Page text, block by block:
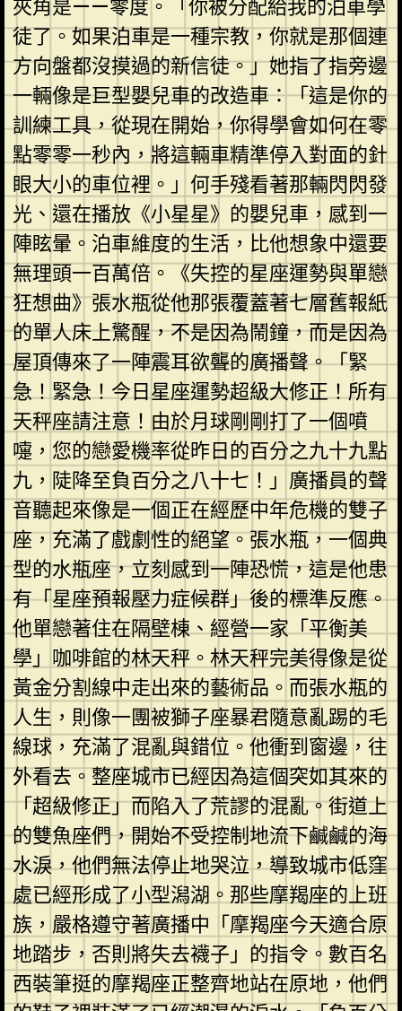
夾角是——零度。「你被分配給我的泊車學
徒了。如果泊車是一種宗教，你就是那個連
方向盤都沒摸過的新信徒。」她指了指旁邊
一輛像是巨型嬰兒車的改造車：「這是你的
訓練工具，從現在開始，你得學會如何在零
點零零一秒內，將這輛車精準停入對面的針
眼大小的車位裡。」何手殘看著那輛閃閃發
光、還在播放《小星星》的嬰兒車，感到一
陣眩暈。泊車維度的生活，比他想象中還要
無理頭一百萬倍。《失控的星座運勢與單戀
狂想曲》張水瓶從他那張覆蓋著七層舊報紙
的單人床上驚醒，不是因為鬧鐘，而是因為
屋頂傳來了一陣震耳欲聾的廣播聲。「緊
急！緊急！今日星座運勢超級大修正！所有
天秤座請注意！由於月球剛剛打了一個噴
嚏，您的戀愛機率從昨日的百分之九十九點
九，陡降至負百分之八十七！」廣播員的聲
音聽起來像是一個正在經歷中年危機的雙子
座，充滿了戲劇性的絕望。張水瓶，一個典
型的水瓶座，立刻感到一陣恐慌，這是他患
有「星座預報壓力症候群」後的標準反應。
他單戀著住在隔壁棟、經營一家「平衡美
學」咖啡館的林天秤。林天秤完美得像是從
黃金分割線中走出來的藝術品。而張水瓶的
人生，則像一團被獅子座暴君隨意亂踢的毛
線球，充滿了混亂與錯位。他衝到窗邊，往
外看去。整座城市已經因為這個突如其來的
「超級修正」而陷入了荒謬的混亂。街道上
的雙魚座們，開始不受控制地流下鹹鹹的海
水淚，他們無法停止地哭泣，導致城市低窪
處已經形成了小型潟湖。那些摩羯座的上班
族，嚴格遵守著廣播中「摩羯座今天適合原
地踏步，否則將失去襪子」的指令。數百名
西裝筆挺的摩羯座正整齊地站在原地，他們